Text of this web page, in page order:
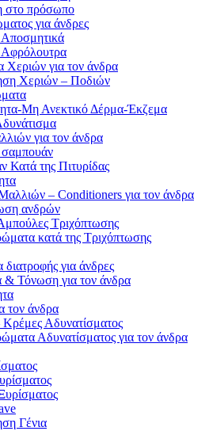
στο πρόσωπο
για άνδρες
Αφρόλουτρα
Χεριών για τον άνδρα
Χεριών – Ποδιών
Μη Ανεκτικό Δέρμα-Έκζεμα
για τον άνδρα
σαμπουάν
Κατά της Πιτυρίδας
– Conditioners για τον άνδρα
ανδρών
Τριχόπτωσης
κατά της Τριχόπτωσης
για άνδρες
& Τόνωση για τον άνδρα
τον άνδρα
Αδυνατίσματος
Αδυνατίσματος για τον άνδρα
Γένια